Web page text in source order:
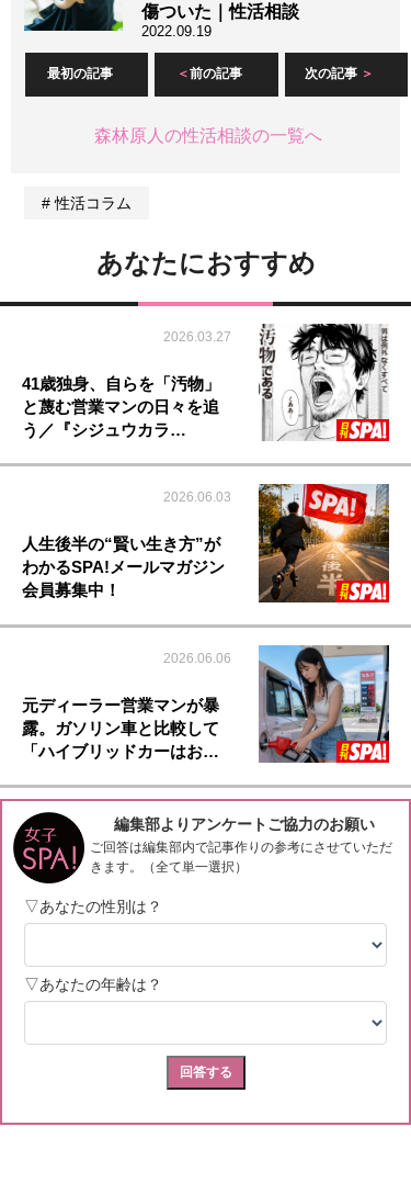
傷ついた｜性活相談
2022.09.19
最初の記事 前の記事 次の記事
森林原人の性活相談の一覧へ
性活コラム
あなたにおすすめ
2026.03.27
41歳独身、自らを「汚物」
と蔑む営業マンの日々を追
う／『シジュウカラ…
2026.06.03
人生後半の“賢い生き方”が
わかるSPA!メールマガジン
会員募集中！
2026.06.06
元ディーラー営業マンが暴
露。ガソリン車と比較して
「ハイブリッドカーはお…